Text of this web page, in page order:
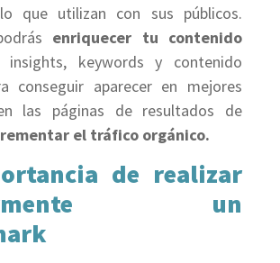
que utilizan con sus públicos.
enriquecer tu contenido
insights, keywords y contenido
conseguir aparecer en mejores
las páginas de resultados de
el tráfico orgánico.
de realizar
un